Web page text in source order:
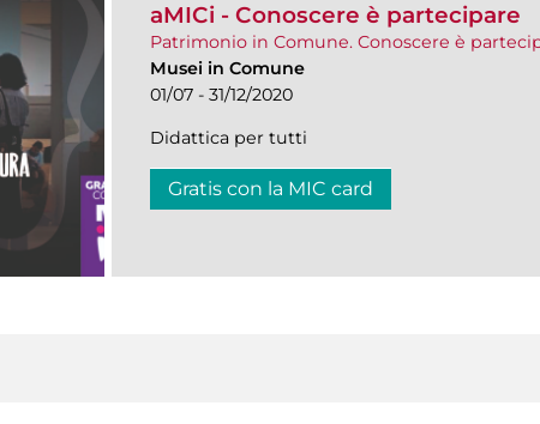
aMICi - Conoscere è partecipare
Patrimonio in Comune. Conoscere è
Musei in Comune
01/07 - 31/12/2020
Didattica per tutti
Gratis con la MIC card